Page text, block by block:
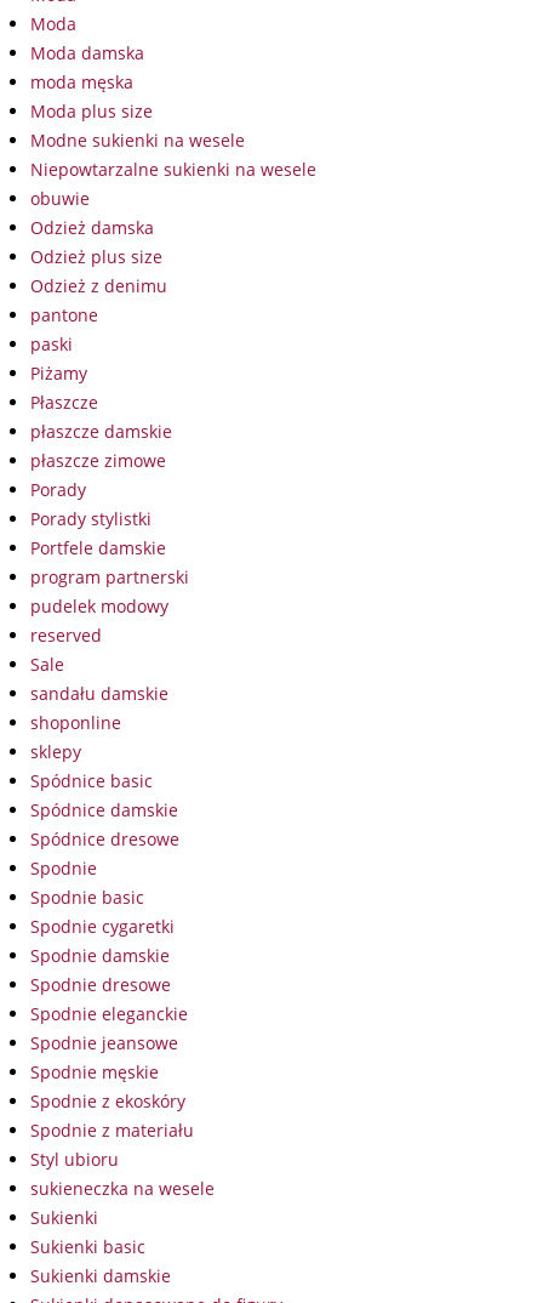
Moda
Moda damska
moda męska
Moda plus size
Modne sukienki na wesele
Niepowtarzalne sukienki na wesele
obuwie
Odzież damska
Odzież plus size
Odzież z denimu
pantone
paski
Piżamy
Płaszcze
płaszcze damskie
płaszcze zimowe
Porady
Porady stylistki
Portfele damskie
program partnerski
pudelek modowy
reserved
Sale
sandału damskie
shoponline
sklepy
Spódnice basic
Spódnice damskie
Spódnice dresowe
Spodnie
Spodnie basic
Spodnie cygaretki
Spodnie damskie
Spodnie dresowe
Spodnie eleganckie
Spodnie jeansowe
Spodnie męskie
Spodnie z ekoskóry
Spodnie z materiału
Styl ubioru
sukieneczka na wesele
Sukienki
Sukienki basic
Sukienki damskie